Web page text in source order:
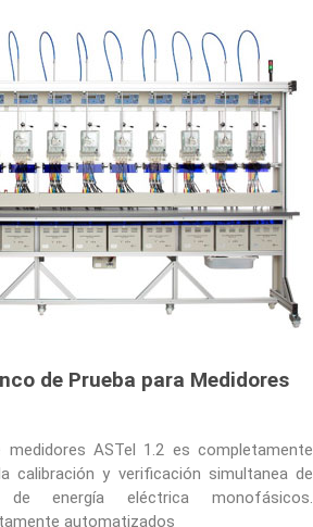
de Prueba para Medidores
medidores ASTel 1.2 es completamente
calibración y verificación simultanea de
de energía eléctrica monofásicos.
automatizados